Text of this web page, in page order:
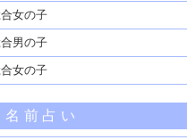
女の子
男の子
女の子
前占い